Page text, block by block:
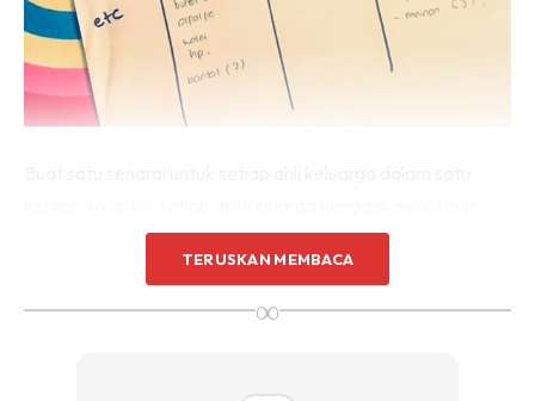
boleh aje kalau muat dan tulis barang yang ingin dibawa ikut
kategori (contohnya pakaian, alat2 mekap, dan makanan).
TERUSKAN MEMBACA
∞